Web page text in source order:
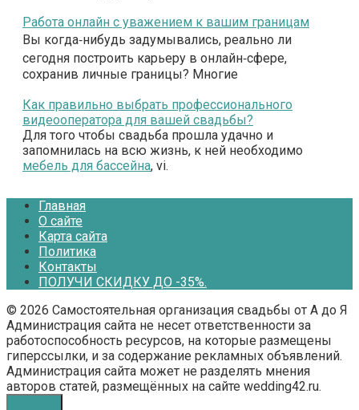
Работа онлайн с уважением к вашим границам
Вы когда‑нибудь задумывались, реально ли
сегодня построить карьеру в онлайн‑сфере,
сохранив личные границы? Многие
Как правильно выбрать профессионального
видеооператора для вашей свадьбы?
Для того чтобы свадьба прошла удачно и
запомнилась на всю жизнь, к ней необходимо
мебель для бассейна, vi.
Главная
О сайте
Карта сайта
Политика
Контакты
ПОЛУЧИ СКИДКУ ДО -35%.
© 2026 Самостоятельная организация свадьбы от А до Я
Администрация сайта не несет ответственности за
работоспособность ресурсов, на которые размещены
гиперссылки, и за содержание рекламных объявлений.
Администрация сайта может не разделять мнения
авторов статей, размещённых на сайте wedding42.ru.